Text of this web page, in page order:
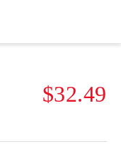
$32.49